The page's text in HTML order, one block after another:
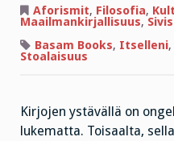
joka
odotti
minua
liki
Aforismit, Filosofia,
Maailmankirjallisuus,
Basam Books, Itselleni,
Stoalaisuus
Kirjojen ystävällä on
lukematta. Toisaalta,